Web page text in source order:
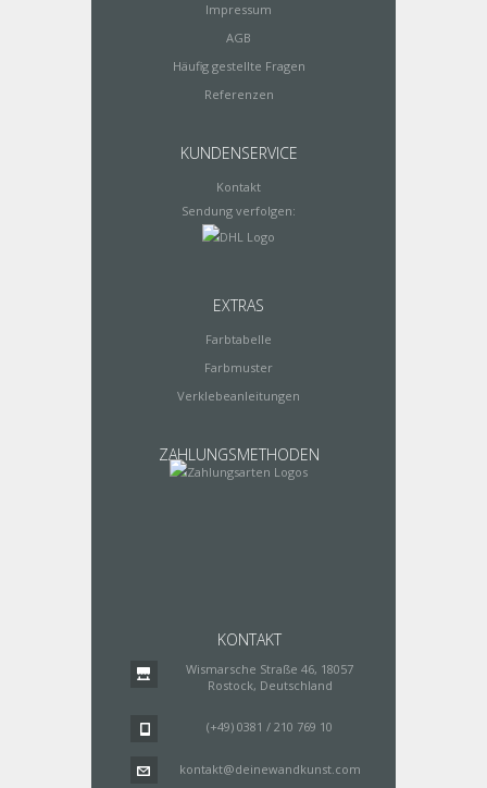
Impressum
AGB
Häufig gestellte Fragen
Referenzen
KUNDENSERVICE
Kontakt
Sendung verfolgen:
EXTRAS
Farbtabelle
Farbmuster
Verklebeanleitungen
ZAHLUNGSMETHODEN
KONTAKT
Wismarsche Straße 46, 18057
Rostock, Deutschland
(+49) 0381 / 210 769 10
kontakt@deinewandkunst.com